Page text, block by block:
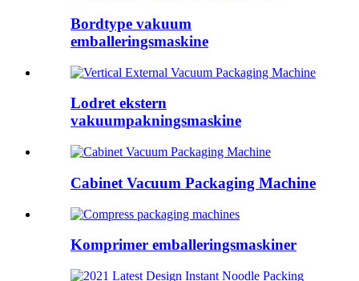
Bordtype vakuum
emballeringsmaskine
Lodret ekstern
vakuumpakningsmaskine
Cabinet Vacuum Packaging Machine
Komprimer emballeringsmaskiner